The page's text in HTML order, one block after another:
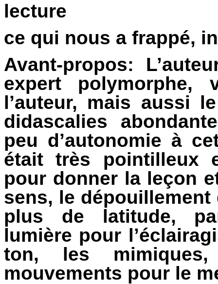
lecture
ce qui nous a frappé,
Avant-propos:
expert
l’auteur, mais aussi
didascalies
peu d’autonomie à
était très pointilleux
pour donner la leçon
sens, le
plus de latitude,
lumière pour
ton, les
mouvements pour le